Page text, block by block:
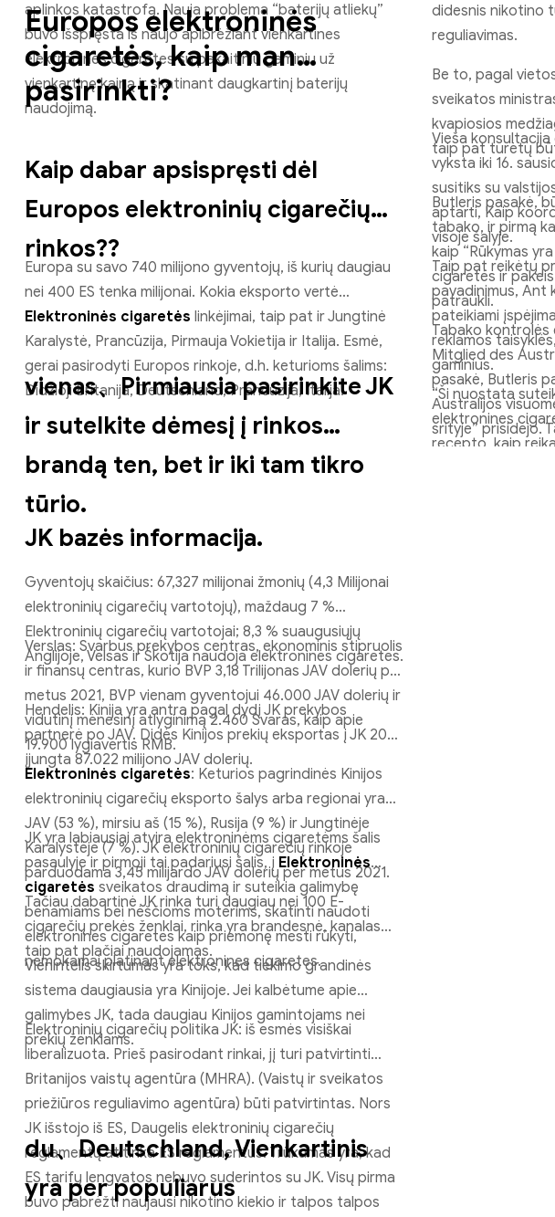
aplinkos katastrofą. Nauja problema “baterijų atliekų”
buvo išspręsta iš naujo apibrėžiant vienkartines
elektronines cigaretes su pakaitiniu gaminiu už
vienkartinę kainą ir skatinant daugkartinį baterijų
naudojimą.
Europos elektroninės
cigaretės, kaip man
pasirinkti?
Kaip dabar apsispręsti dėl
Europos elektroninių cigarečių
rinkos??
Europa su savo 740 milijono gyventojų, iš kurių daugiau
nei 400 ES tenka milijonai. Kokia eksporto vertė
Elektroninės cigaretės linkėjimai, taip pat ir Jungtinė
Karalystė, Prancūzija, Pirmauja Vokietija ir Italija. Esmė,
gerai pasirodyti Europos rinkoje, d.h. keturioms šalims:
Didžioji Britanija, Deutschland, Prancūzija, Italija.
vienas、Pirmiausia pasirinkite JK
ir sutelkite dėmesį į rinkos
brandą ten, bet ir iki tam tikro
tūrio.
JK bazės informacija.
Gyventojų skaičius: 67,327 milijonai žmonių (4,3 Milijonai
elektroninių cigarečių vartotojų), maždaug 7 %
Elektroninių cigarečių vartotojai; 8,3 % suaugusiųjų
Anglijoje, Velsas ir Škotija naudoja elektronines cigaretes.
Verslas: Svarbus prekybos centras, ekonominis stipruolis
ir finansų centras, kurio BVP 3,18 Trilijonas JAV dolerių per
metus 2021, BVP vienam gyventojui 46.000 JAV dolerių ir
vidutinį mėnesinį atlyginimą 2.460 Svaras, kaip apie
19.900 lygiavertis RMB.
Hendelis: Kinija yra antra pagal dydį JK prekybos
partnerė po JAV. Didės Kinijos prekių eksportas į JK 2021
įjungta 87.022 milijono JAV dolerių.
Elektroninės cigaretės: Keturios pagrindinės Kinijos
elektroninių cigarečių eksporto šalys arba regionai yra
JAV (53 %), mirsiu aš (15 %), Rusija (9 %) ir Jungtinėje
Karalystėje (7 %). JK elektroninių cigarečių rinkoje
parduodama 3,45 milijardo JAV dolerių per metus 2021.
JK yra labiausiai atvira elektroninėms cigaretėms šalis
pasaulyje ir pirmoji tai padariusi šalis, į Elektroninės
cigaretės sveikatos draudimą ir suteikia galimybę
benamiams bei nėščioms moterims, skatinti naudoti
elektronines cigaretes kaip priemonę mesti rūkyti,
nemokamai platinant elektronines cigaretes.
Tačiau dabartinė JK rinka turi daugiau nei 100 E-
cigarečių prekės ženklai, rinka yra brandesnė, kanalas
taip pat plačiai naudojamas.
Vienintelis skirtumas yra toks, kad tiekimo grandinės
sistema daugiausia yra Kinijoje. Jei kalbėtume apie
galimybes JK, tada daugiau Kinijos gamintojams nei
prekių ženklams.
Elektroninių cigarečių politika JK: iš esmės visiškai
liberalizuota. Prieš pasirodant rinkai, jį turi patvirtinti
Britanijos vaistų agentūra (MHRA). (Vaistų ir sveikatos
priežiūros reguliavimo agentūra) būti patvirtintas. Nors
JK išstojo iš ES, Daugelis elektroninių cigarečių
reglamentų atitinka ES reglamentus. Trūkumas yra, kad
ES tarifų lengvatos nebuvo suderintos su JK. Visų pirma
buvo pabrėžti naujausi nikotino kiekio ir talpos talpos
du、Deutschland, Vienkartinis
yra per populiarus
didesnis nikotino
reguliavimas.
Be to, pagal
sveikatos
kvapiosios
taip pat turėtų
Vieša
vyksta iki 16.
susitiks su
aptarti, Kaip
visoje šalyje.
Butleris pasakė,
tabako, ir pirmą
kaip “Rūkymas
cigaretės ir
patraukli.
Taip pat reikėtų
pavadinimus, Ant
pateikiami
reklamos
gaminius.
Tabako kontrolės
Mitglied des
pasakė, Butleris
Australijos
srityje” prisidėjo.
“Ši nuostata
elektronines
recepto, kaip